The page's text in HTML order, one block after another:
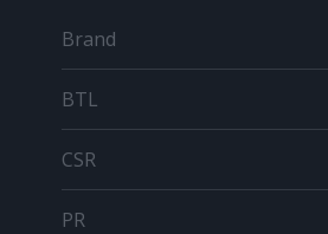
Brand
BTL
CSR
PR